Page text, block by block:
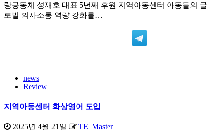
랑공동체 성재호 대표 5년째 후원 지역아동센터 아동들의 글
로벌 의사소통 역량 강화를…
news
Review
지역아동센터 화상영어 도입
2025년 4월 21일 TE_Master